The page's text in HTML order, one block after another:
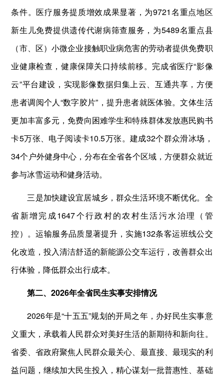
条件。医疗服务提质增效成果显著，为9721名重点地区
新生儿免费提供遗传代谢病筛查服务，为5489名重点县
（市、区）小微企业接触职业病危害的劳动者提供免费职
业健康检查，健康保障关口持续前移。完成省医疗“影像
云”平台建设，实现影像数据归集上云、互通共享，方便
患者调阅个人“数字胶片”，提升患者就医体验。文体生活
更加丰富多元，免费向困难学生和特殊群体发放惠民购书
卡5万张、电子阅读卡10.5万张。建成32个群众滑冰场，
34个户外健身中心，分布在全省各个区域，方便群众就近
参与冰雪运动和健身活动。
三是加快建设宜居城乡，群众生活环境不断优化。全
省新增完成1647个行政村的农村生活污水治理（管
控）。运输服务品质显著提升，实施132条客运班线公交
化改造，投入清洁舒适的新能源公交车运行，改善群众出
行体验，降低群众出行成本。
第二、2026年全省民生实事安排情况
2026年是“十五五”规划的开局之年，办好民生实事意
义重大，承载着人民群众对美好生活的新期待和新向往。
省委、省政府聚焦人民群众最关心、最直接、最现实的利
益问题，继续加大民生投入，精心谋划一批普惠性、基础